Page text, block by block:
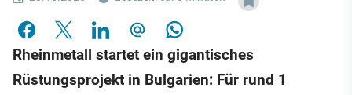
Rheinmetall startet ein gigantisches
Rüstungsprojekt in Bulgarien: Für rund 1